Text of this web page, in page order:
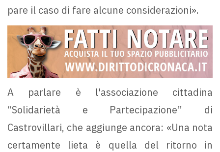
pare il caso di fare alcune considerazioni».
A parlare è l'associazione cittadina
“Solidarietà e Partecipazione” di
Castrovillari, che aggiunge ancora: «Una nota
certamente lieta è quella del ritorno in